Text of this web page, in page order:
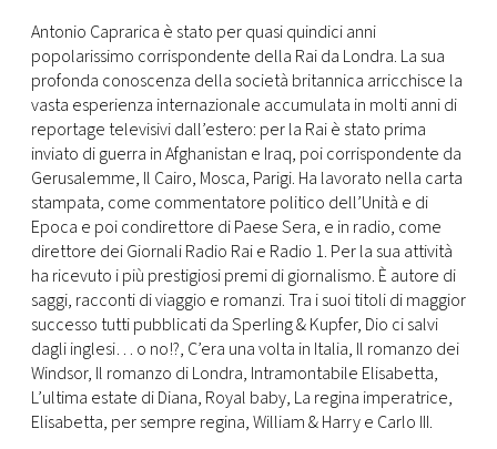
Antonio Caprarica è stato per quasi quindici anni
popolarissimo corrispondente della Rai da Londra. La sua
profonda conoscenza della società britannica arricchisce la
vasta esperienza internazionale accumulata in molti anni di
reportage televisivi dall’estero: per la Rai è stato prima
inviato di guerra in Afghanistan e Iraq, poi corrispondente da
Gerusalemme, Il Cairo, Mosca, Parigi. Ha lavorato nella carta
stampata, come commentatore politico dell’Unità e di
Epoca e poi condirettore di Paese Sera, e in radio, come
direttore dei Giornali Radio Rai e Radio 1. Per la sua attività
ha ricevuto i più prestigiosi premi di giornalismo. È autore di
saggi, racconti di viaggio e romanzi. Tra i suoi titoli di maggior
successo tutti pubblicati da Sperling & Kupfer, Dio ci salvi
dagli inglesi… o no!?, C’era una volta in Italia, Il romanzo dei
Windsor, Il romanzo di Londra, Intramontabile Elisabetta,
L’ultima estate di Diana, Royal baby, La regina imperatrice,
Elisabetta, per sempre regina, William & Harry e Carlo III.